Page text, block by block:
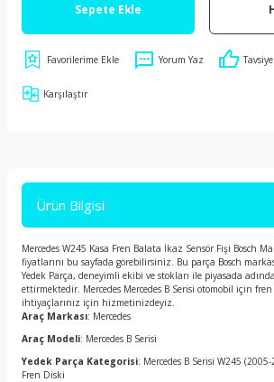
Sepete Ekle
Yorum Yaz
Karşılaştır
Ürün Bilgisi
Mercedes W245 Kasa Fren Balata İkaz Sensör Fişi Bosch
fiyatlarını bu sayfada görebilirsiniz. Bu parça Bosch
Yedek Parça, deneyimli ekibi ve stokları ile piyasada
ettirmektedir. Mercedes Mercedes B Serisi otomobil için
ihtiyaçlarınız için hizmetinizdeyiz.
Araç Markası: Mercedes
Araç Modeli: Mercedes B Serisi
Yedek Parça Kategorisi: Mercedes B Serisi W245
Fren Diski